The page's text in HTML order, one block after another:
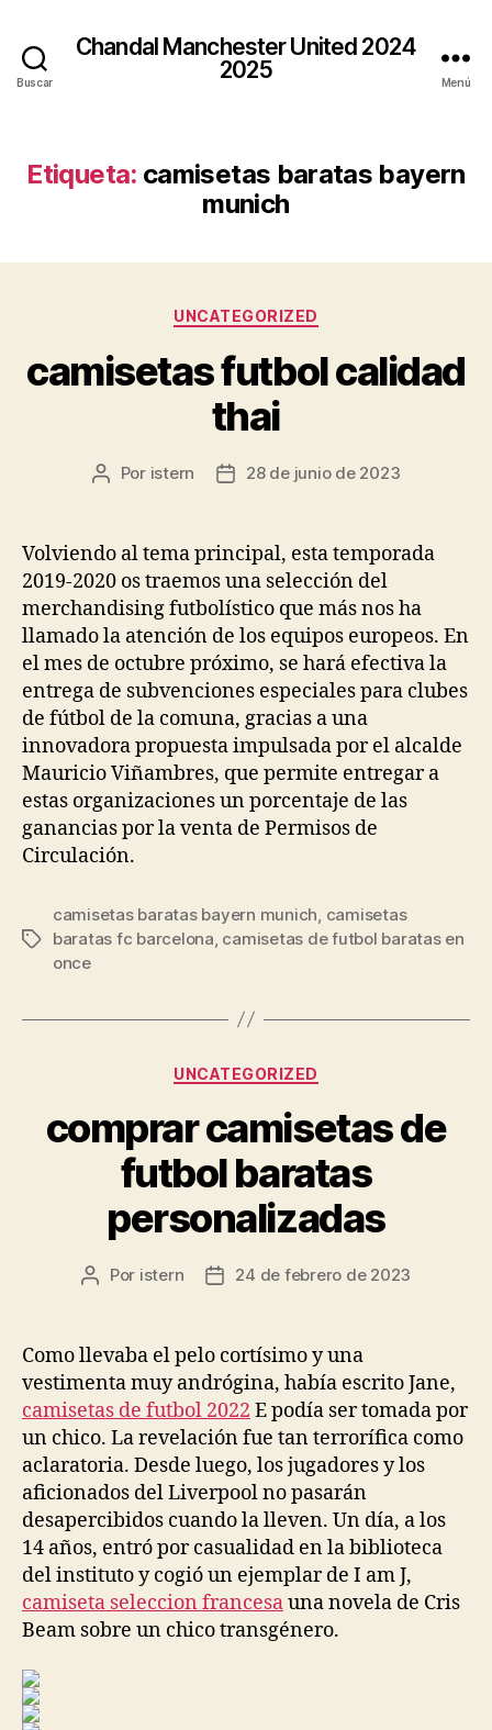
Buscar
Chandal Manchester United 2024
2025
Menú
Etiqueta: camisetas baratas bayern
munich
Categorías
UNCATEGORIZED
camisetas futbol calidad
thai
Autor
entrada
Por istern
Fecha
entrada
28 de junio de 2023
Volviendo al tema principal, esta temporada
2019-2020 os traemos una selección del
merchandising futbolístico que más nos ha
llamado la atención de los equipos europeos. En
el mes de octubre próximo, se hará efectiva la
entrega de subvenciones especiales para clubes
de fútbol de la comuna, gracias a una
innovadora propuesta impulsada por el alcalde
Mauricio Viñambres, que permite entregar a
estas organizaciones un porcentaje de las
ganancias por la venta de Permisos de
Circulación.
Etiquetas
camisetas baratas bayern munich camisetas
baratas fc barcelona camisetas de futbol baratas en
once
Categorías
UNCATEGORIZED
comprar camisetas de
futbol baratas
personalizadas
Autor
entrada
Por istern
Fecha
entrada
24 de febrero de 2023
Como llevaba el pelo cortísimo y una
vestimenta muy andrógina, había escrito Jane,
camisetas de futbol 2022 E podía ser tomada por
un chico. La revelación fue tan terrorífica como
aclaratoria. Desde luego, los jugadores y los
aficionados del Liverpool no pasarán
desapercibidos cuando la lleven. Un día, a los
14 años, entró por casualidad en la biblioteca
del instituto y cogió un ejemplar de I am J,
camiseta seleccion francesauna novela de Cris
Beam sobre un chico transgénero.